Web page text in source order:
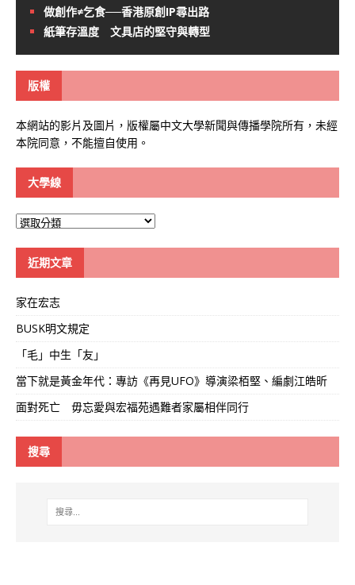
做創作≠乞食──香港原創IP尋出路
紙筆存溫度 文具店的堅守與轉型
版權
本網站的影片及圖片，版權屬中文大學新聞與傳播學院所有，未經
本院同意，不能擅自使用。
大學線
大
近期文章
家在宏志
BUSK明文規定
「毛」中生「友」
當下就是黃金年代：專訪《再見UFO》導演梁栢堅、編劇江皓昕
面對死亡 毋忘愛與宏福苑遇難者家屬相伴同行
搜尋